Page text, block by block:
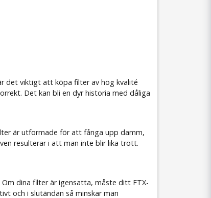
det viktigt att köpa filter av hög kvalité
Det kan bli en dyr historia med dåliga
är utformade för att fånga upp damm,
resulterar i att man inte blir lika trött.
dina filter är igensatta, måste ditt FTX-
och i slutändan så minskar man